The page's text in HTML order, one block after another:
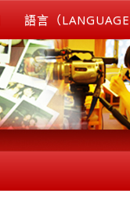
語言（LANGUAGE